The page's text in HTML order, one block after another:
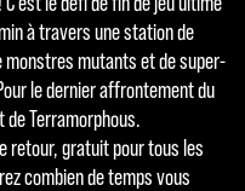
à travers une station de
monstres mutants et de super-
le dernier affrontement du
Terramorphous.
retour, gratuit pour tous les
combien de temps vous